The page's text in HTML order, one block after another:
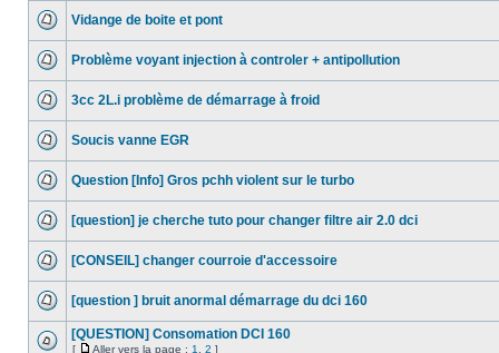
Vidange de boite et pont
Problème voyant injection à controler + antipollution
3cc 2L.i problème de démarrage à froid
Soucis vanne EGR
Question [Info] Gros pchh violent sur le turbo
[question] je cherche tuto pour changer filtre air 2.0 dci
[CONSEIL] changer courroie d'accessoire
[question ] bruit anormal démarrage du dci 160
[QUESTION] Consomation DCI 160
[ Aller vers la page : 1 2 ]